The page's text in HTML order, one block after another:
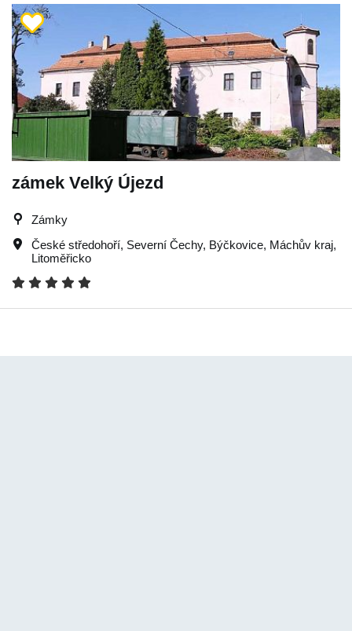
zámek Velký Újezd
Zámky
České středohoří, Severní Čechy, Býčkovice, Máchův kraj,
Litoměřicko